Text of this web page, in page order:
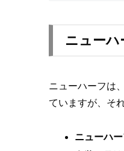
ニューハ
ニューハーフは
ていますが、そ
ニューハ